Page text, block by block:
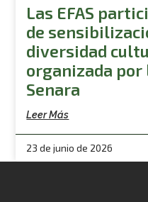
Las EFAS
de
diversidad
organizada por
Senara
Leer Más
23 de junio de 2026